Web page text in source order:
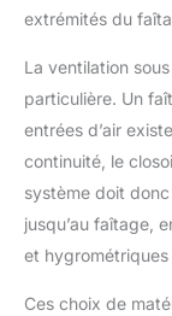
extrémités du
La ventilation
particulière. Un
entrées d’air
continuité, le
système doit
jusqu’au faîtage,
et
Ces choix de